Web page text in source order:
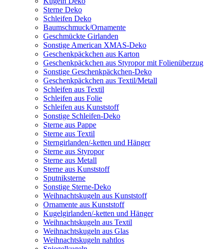
Sterne Deko
Schleifen Deko
Baumschmuck/Ornamente
Geschmückte Girlanden
Sonstige American XMAS-Deko
Geschenkpäckchen aus Karton
Geschenkpäckchen aus Styropor mit Folienüberzug
Sonstige Geschenkpäckchen-Deko
Geschenkpäckchen aus Textil/Metall
Schleifen aus Textil
Schleifen aus Folie
Schleifen aus Kunststoff
Sonstige Schleifen-Deko
Sterne aus Pappe
Sterne aus Textil
Sterngirlanden/-ketten und Hänger
Sterne aus Styropor
Sterne aus Metall
Sterne aus Kunststoff
Sputniksterne
Sonstige Sterne-Deko
Weihnachtskugeln aus Kunststoff
Ornamente aus Kunststoff
Kugelgirlanden/-ketten und Hänger
Weihnachtskugeln aus Textil
Weihnachtskugeln aus Glas
Weihnachtskugeln nahtlos